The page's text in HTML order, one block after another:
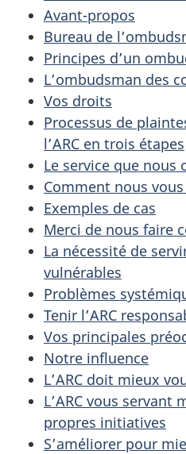
Avant-propos
Bureau de
Principes d’un
L’ombudsman des
Vos droits
Processus de
l’ARC en trois étapes
Le service que nous
Comment nous
Exemples de cas
Merci de nous faire
La nécessité de
vulnérables
Problèmes
Tenir l’ARC
Vos principales
Notre influence
L’ARC doit mieux
L’ARC vous servant
propres initiatives
S’améliorer pour